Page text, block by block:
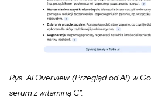
Rys. AI Overview (Przegląd od AI) w
serum z witaminą C”.